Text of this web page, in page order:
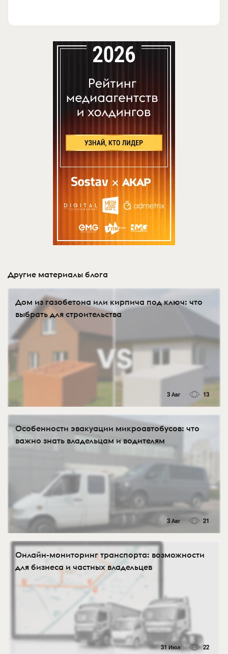
Другие материалы блога
Дом из газобетона или кирпича под ключ: что
выбрать для строительства
3 Авг 13
Особенности эвакуации микроавтобусов: что
важно знать владельцам и водителям
3 Авг 21
Онлайн-мониторинг транспорта: возможности
для бизнеса и частных владельцев
31 Июл 22